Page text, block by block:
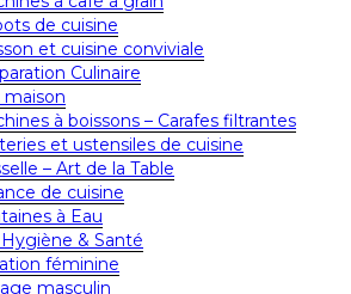
de cuisine
et cuisine conviviale
Culinaire
maison
à boissons – Carafes filtrantes
et ustensiles de cuisine
– Art de la Table
de cuisine
à Eau
& Santé
féminine
masculin